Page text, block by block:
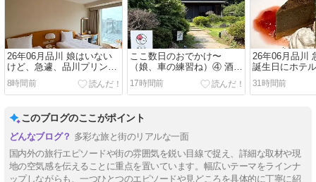
26年06月品川 娘はいない
けど、急遽、品川プリンス
に宿泊
8時間前
ここ数日のおでかけ〜
（娘、車の練習ね）④ 酒々
井〜成田
17時間前
26年06月品川
誕生日にホテ
ンチ
31時間前
このブログのここがポイント
多彩な旅と街のリアルな一面
国内外の旅行エピソードや街の雰囲気を鋭い目線で捉え、詳細な取材や現
地の空気感を伝えることに重点を置いています。幅広いテーマをラインナ
ップしながらも、一つひとつのエピソードや見どころを具体的に丁寧に紹